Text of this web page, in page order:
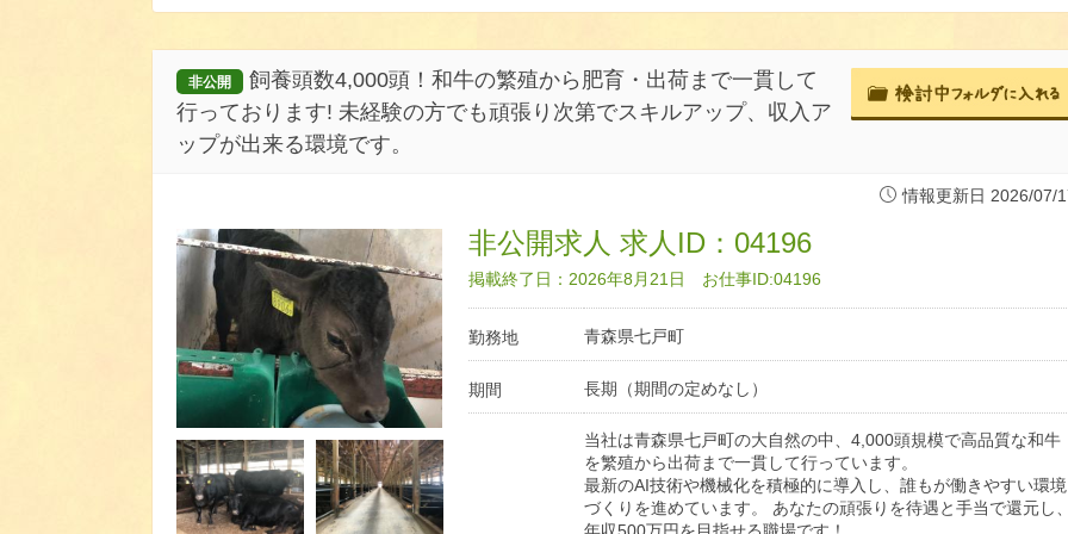
非公開
飼養頭数4,000頭！和牛の繁殖から肥育・出荷まで一貫して
行っております! 未経験の方でも頑張り次第でスキルアップ、収入ア
ップが出来る環境です。
情報更新日 2026/07/
非公開求人 求人ID：04196
掲載終了日：2026年8月21日 お仕事ID:04196
勤務地 青森県七戸町
期間 長期（期間の定めなし）
当社は青森県七戸町の大自然の中、4,000頭規模で高品質な和牛
を繁殖から出荷まで一貫して行っています。
最新のAI技術や機械化を積極的に導入し、誰もが働きやすい環境
づくりを進めています。 あなたの頑張りを待遇と手当で還元し